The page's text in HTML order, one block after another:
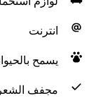
انترنت
يسمح
مجفف الشعر